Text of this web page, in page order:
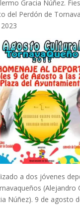
Gracia Núñez.
del Perdón de
a dos jóvenes
(Alejandro
Núñez). 9 de agosto